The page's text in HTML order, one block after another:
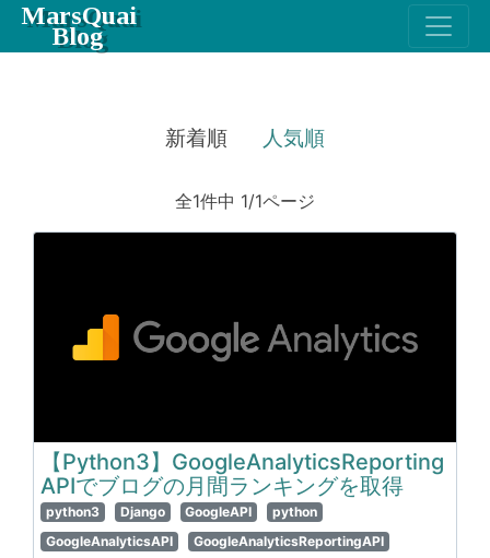
MarsQuai
Blog
新着順 人気順
全1件中 1/1ページ
【Python3】GoogleAnalyticsReporting
APIでブログの月間ランキングを取得
python3 Django GoogleAPI
python
GoogleAnalyticsAPI
GoogleAnalyticsReportingAPI